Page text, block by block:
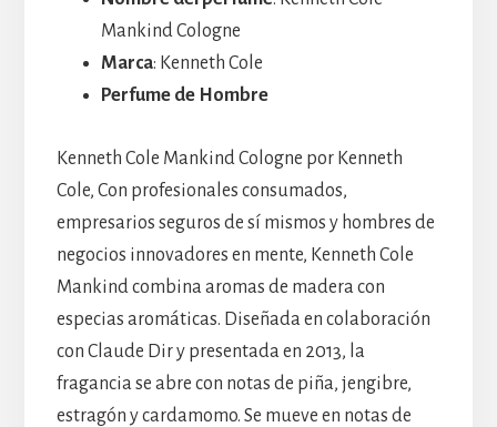
Mankind Cologne
Marca: Kenneth Cole
Perfume de Hombre
Kenneth Cole Mankind Cologne por Kenneth
Cole, Con profesionales consumados,
empresarios seguros de sí mismos y hombres de
negocios innovadores en mente, Kenneth Cole
Mankind combina aromas de madera con
especias aromáticas. Diseñada en colaboración
con Claude Dir y presentada en 2013, la
fragancia se abre con notas de piña, jengibre,
estragón y cardamomo. Se mueve en notas de